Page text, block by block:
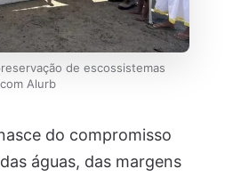
de escossistemas
Alurb
do compromisso
águas, das margens